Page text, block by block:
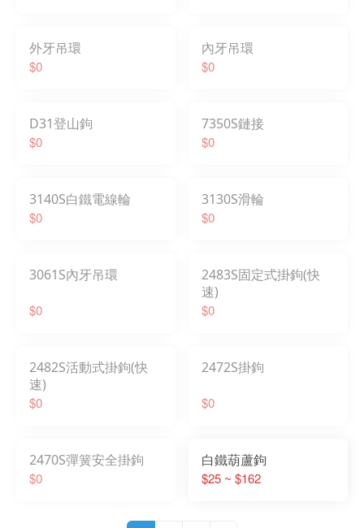
外牙吊環
$0
內牙吊環
$0
D31登山鉤
$0
7350S鏈接
$0
3140S白鐵電線輪
$0
3130S滑輪
$0
3061S內牙吊環
$0
2483S固定式掛鉤(快
速)
$0
2482S活動式掛鉤(快
速)
$0
2472S掛鉤
$0
2470S彈簧安全掛鉤
$0
白鐵葫蘆鉤
$25 ~ $162